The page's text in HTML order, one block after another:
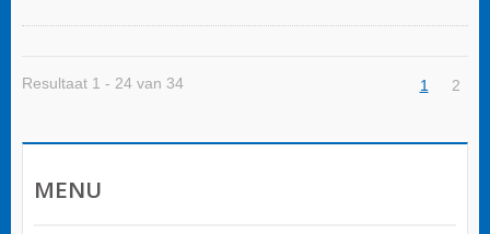
geconfronteerd, zijn onder andere:
Resultaat 1 - 24 van 34 1 2
MENU